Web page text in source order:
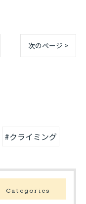
次のページ >
#クライミング
Categories